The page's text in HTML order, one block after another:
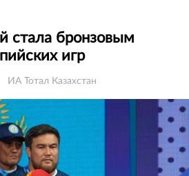
стала бронзовым
игр
ИА Тотал Казахстан